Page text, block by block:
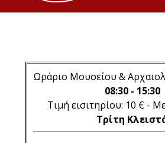
Ωράριο Μουσείου &
08:30 - 15:30
Τιμή εισιτηρίου: 10 € -
Τρίτη